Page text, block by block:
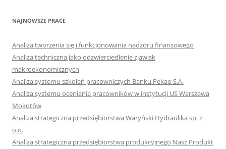
NAJNOWSZE PRACE
Analiza tworzenia się i funkcjonowania nadzoru finansowego
Analiza techniczna jako odzwierciedlenie zjawisk
makroekonomicznych
Analiza systemu szkoleń pracowniczych Banku Pekao S.A.
Analiza systemu oceniania pracowników w instytucji US Warszawa
Mokotów
Analiza strategiczna przedsiębiorstwa Waryński Hydraulika sp. z
o.o.
Analiza strategiczna przedsiębiorstwa produkcyjnego Nasz Produkt